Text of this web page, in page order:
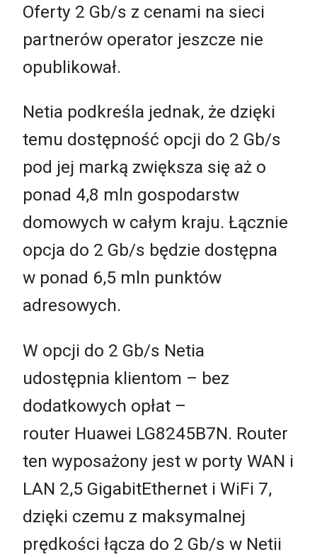
Oferty 2 Gb/s z cenami na sieci
partnerów operator jeszcze nie
opublikował.
Netia podkreśla jednak, że dzięki
temu dostępność opcji do 2 Gb/s
pod jej marką zwiększa się aż o
ponad 4,8 mln gospodarstw
domowych w całym kraju. Łącznie
opcja do 2 Gb/s będzie dostępna
w ponad 6,5 mln punktów
adresowych.
W opcji do 2 Gb/s Netia
udostępnia klientom – bez
dodatkowych opłat –
router Huawei LG8245B7N. Router
ten wyposażony jest w porty WAN i
LAN 2,5 GigabitEthernet i WiFi 7,
dzięki czemu z maksymalnej
prędkości łącza do 2 Gb/s w Netii